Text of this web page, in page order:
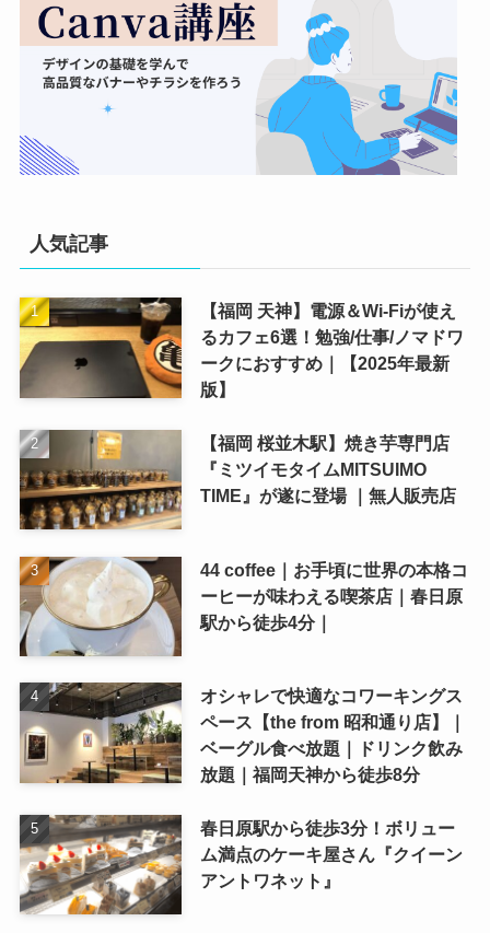
人気記事
【福岡 天神】電源＆Wi-Fiが使え
るカフェ6選！勉強/仕事/ノマドワ
ークにおすすめ｜【2025年最新
版】
【福岡 桜並木駅】焼き芋専門店
『ミツイモタイムMITSUIMO
TIME』が遂に登場 ｜無人販売店
44 coffee｜お手頃に世界の本格コ
ーヒーが味わえる喫茶店｜春日原
駅から徒歩4分｜
オシャレで快適なコワーキングス
ペース【the from 昭和通り店】｜
ベーグル食べ放題｜ドリンク飲み
放題｜福岡天神から徒歩8分
春日原駅から徒歩3分！ボリュー
ム満点のケーキ屋さん『クイーン
アントワネット』